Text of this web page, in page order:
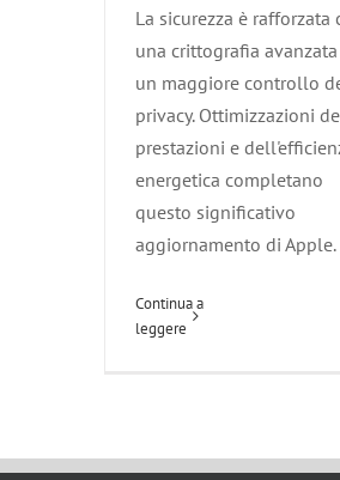
La sicurezza è rafforzata
una crittografia
un maggiore controllo
privacy. Ottimizzazioni
prestazioni e
energetica completano
questo significativo
aggiornamento di Apple.
Continua a
leggere